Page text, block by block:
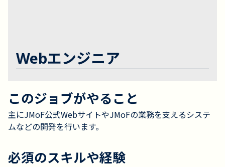
Webエンジニア
このジョブがやること
主にJMoF公式WebサイトやJMoFの業務を支えるシステ
ムなどの開発を行います。
必須のスキルや経験